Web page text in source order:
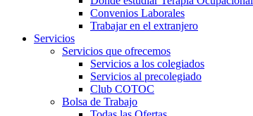
Convenios Laborales
Trabajar en el extranjero
Servicios
Servicios que ofrecemos
Servicios a los colegiados
Servicios al precolegiado
Club COTOC
Bolsa de Trabajo